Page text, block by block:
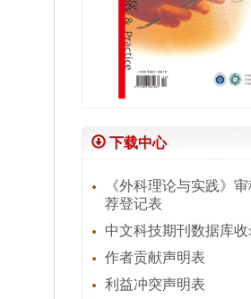
下载中心
《外科理论与实践》
荐登记表
中文科技期刊数据库
作者贡献声明表
利益冲突声明表